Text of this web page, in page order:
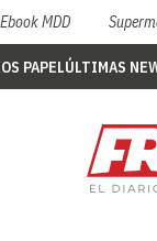
Ebook MDD
PAPELÚLTIMAS